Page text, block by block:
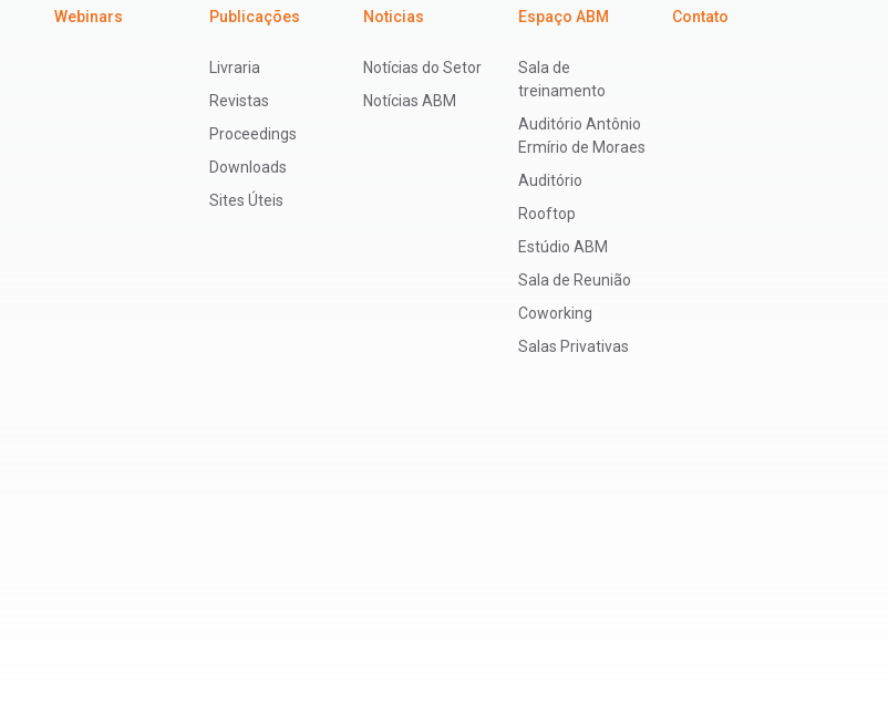
Webinars Publicações
Livraria
Revistas
Proceedings
Downloads
Sites Úteis
Noticias
Notícias do Setor
Notícias ABM
Espaço ABM
Sala de
treinamento
Auditório Antônio
Ermírio de Moraes
Auditório
Rooftop
Estúdio ABM
Sala de Reunião
Coworking
Salas Privativas
Contato